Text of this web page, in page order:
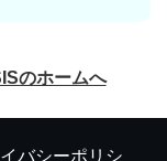
のホームへ
バシーポリシ